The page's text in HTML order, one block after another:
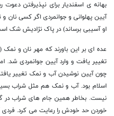
بهانه ی اسفندیار برای نپذیرفتن
آیین پهلوانی و جوانمردی اگر کسی
او آسیبی برساند) در پاک نژادیش شک
عده ای بر این باورند که مهر نان و
تغییر یافت و وارد آیین جوانمردی شد.
چون آیین نوشیدن آب و نمک تغییر
اسلام بود. آب و نمک هم مثل شراب
نیست. بخاطر همین جام های شراب در
خوردن حد خودش را رعایت می کرد.